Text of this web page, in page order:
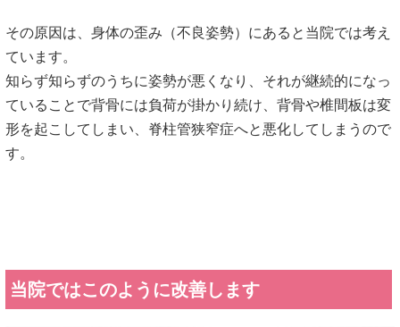
その原因は、身体の歪み（不良姿勢）にあると当院では考え
ています。
知らず知らずのうちに姿勢が悪くなり、それが継続的になっ
ていることで背骨には負荷が掛かり続け、背骨や椎間板は変
形を起こしてしまい、脊柱管狭窄症へと悪化してしまうので
す。
当院ではこのように改善します